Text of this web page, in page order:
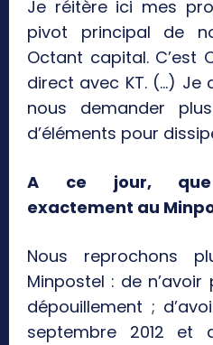
Je réitère ici mes
pivot principal de
Octant capital. C’est
direct avec KT. (…) Je
nous demander
d’éléments pour
A ce jour, que
exactement au
Nous reprochons
Minpostel : de
dépouillement ;
septembre 2012 et